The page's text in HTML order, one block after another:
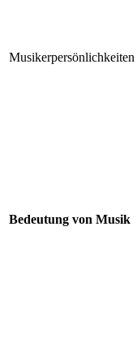
Musikerpersönlichkeiten
Bedeutung von Musik